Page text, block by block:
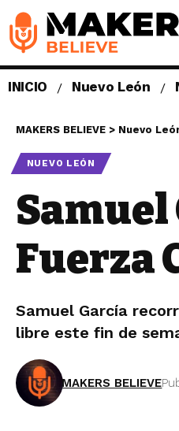
INICIO Nuevo León
MAKERS BELIEVE > Nuevo
NUEVO LEÓN
Samuel
Fuerza
Samuel García
libre este fin de
MAKERS BELIEVE